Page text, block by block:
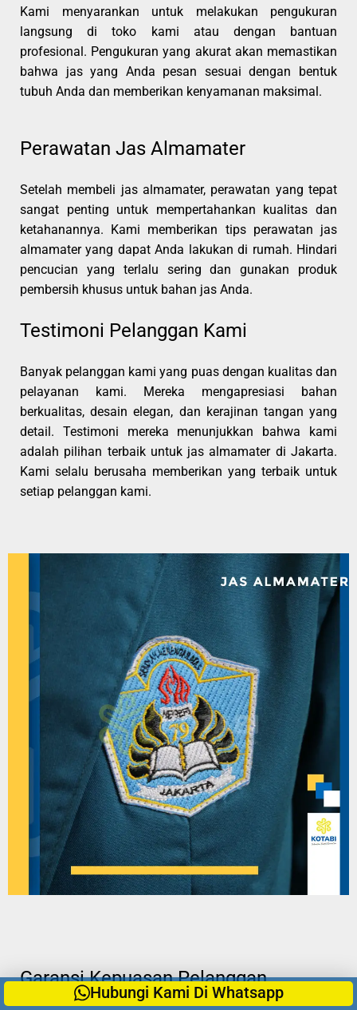
Hubungi Kami Di Whatsapp
Kami menyarankan untuk melakukan pengukuran
langsung di toko kami atau dengan bantuan
profesional. Pengukuran yang akurat akan memastikan
bahwa jas yang Anda pesan sesuai dengan bentuk
tubuh Anda dan memberikan kenyamanan maksimal.
Perawatan Jas Almamater
Setelah membeli jas almamater, perawatan yang tepat
sangat penting untuk mempertahankan kualitas dan
ketahanannya. Kami memberikan tips perawatan jas
almamater yang dapat Anda lakukan di rumah. Hindari
pencucian yang terlalu sering dan gunakan produk
pembersih khusus untuk bahan jas Anda.
Testimoni Pelanggan Kami
Banyak pelanggan kami yang puas dengan kualitas dan
pelayanan kami. Mereka mengapresiasi bahan
berkualitas, desain elegan, dan kerajinan tangan yang
detail. Testimoni mereka menunjukkan bahwa kami
adalah pilihan terbaik untuk jas almamater di Jakarta.
Kami selalu berusaha memberikan yang terbaik untuk
setiap pelanggan kami.
Garansi Kepuasan Pelanggan